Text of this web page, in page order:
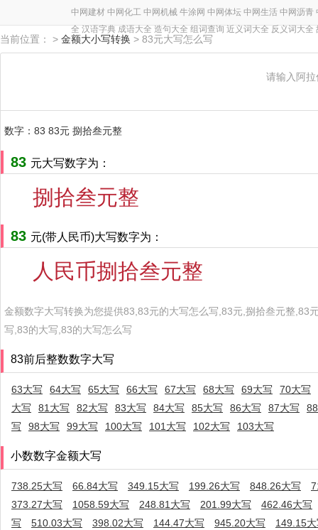
中网建材 中网化工 中网机械 牛涂网 中网体坛 中网生活 中网沥青
全 汉语字典 成语大全 造句大全 组词查询 近义词大全 反义词大全
当前位置： > 金额大小写转换 > 83元大写怎么写
请输入阿
数字：83 83元 捌拾叁元整
83 元大写数字为：
捌拾叁元整
83 元(带人民币)大写数字为：
人民币捌拾叁元整
金额数字大写转换为您提供83,83元的大写怎么写,83元,捌拾叁元整
写,83的大写,83的大写怎么写
83前后整数数字大写
63大写 64大写 65大写 66大写 67大写 68大写 69大写
70大写
大写
81大写 82大写 83大写 84大写 85大写 86大写 87大写
写
98大写 99大写 100大写 101大写 102大写 103大写
小数数字金额大写
738.25大写 66.84大写 349.15大写 199.26大写 848.26大写
373.27大写
1058.59大写 248.81大写 201.99大写
462.46大写
写
510.03大写 398.02大写 144.47大写 945.20大写
149.15